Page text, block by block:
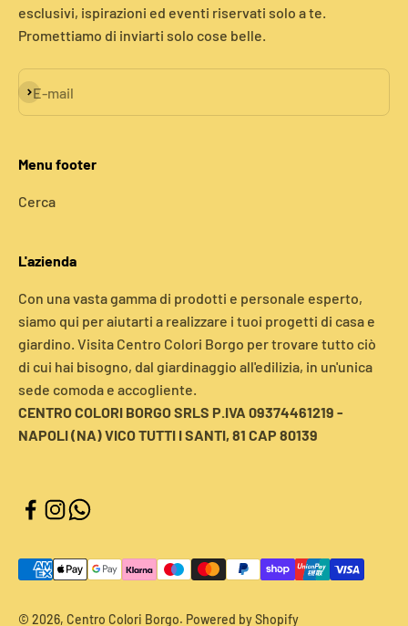
esclusivi, ispirazioni ed eventi riservati solo a te.
Promettiamo di inviarti solo cose belle.
E-mail
Iscriviti alla newsletter
Menu footer
Cerca
L'azienda
Con una vasta gamma di prodotti e personale esperto,
siamo qui per aiutarti a realizzare i tuoi progetti di casa e
giardino. Visita Centro Colori Borgo per trovare tutto ciò
di cui hai bisogno, dal giardinaggio all'edilizia, in un'unica
sede comoda e accogliente.
CENTRO COLORI BORGO SRLS P.IVA 09374461219 -
NAPOLI (NA) VICO TUTTI I SANTI, 81 CAP 80139
© 2026, Centro Colori Borgo. Powered by Shopify